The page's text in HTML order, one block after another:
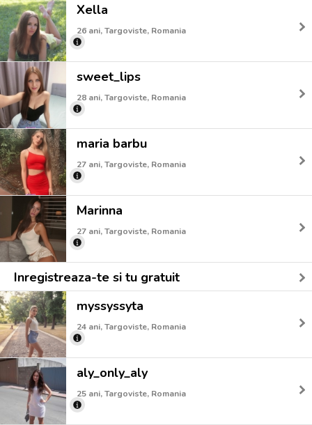
Xella
26 ani, Targoviste, Romania
sweet_lips
28 ani, Targoviste, Romania
maria barbu
27 ani, Targoviste, Romania
Marinna
27 ani, Targoviste, Romania
Inregistreaza-te si tu gratuit
myssyssyta
24 ani, Targoviste, Romania
aly_only_aly
25 ani, Targoviste, Romania